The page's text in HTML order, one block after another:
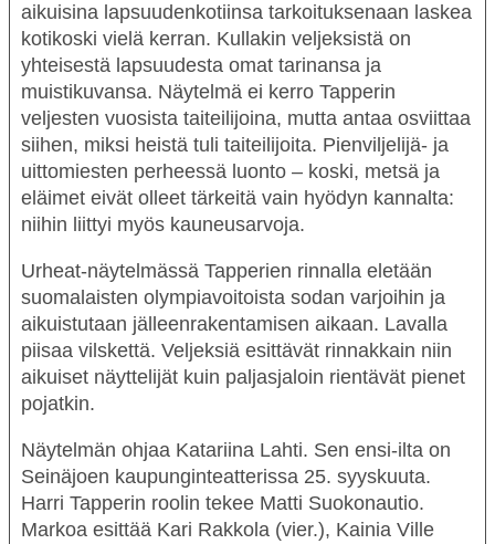
aikuisina lapsuudenkotiinsa tarkoituksenaan laskea
kotikoski vielä kerran. Kullakin veljeksistä on
yhteisestä lapsuudesta omat tarinansa ja
muistikuvansa. Näytelmä ei kerro Tapperin
veljesten vuosista taiteilijoina, mutta antaa osviittaa
siihen, miksi heistä tuli taiteilijoita. Pienviljelijä- ja
uittomiesten perheessä luonto – koski, metsä ja
eläimet eivät olleet tärkeitä vain hyödyn kannalta:
niihin liittyi myös kauneusarvoja.
Urheat-näytelmässä Tapperien rinnalla eletään
suomalaisten olympiavoitoista sodan varjoihin ja
aikuistutaan jälleenrakentamisen aikaan. Lavalla
piisaa vilskettä. Veljeksiä esittävät rinnakkain niin
aikuiset näyttelijät kuin paljasjaloin rientävät pienet
pojatkin.
Näytelmän ohjaa Katariina Lahti. Sen ensi-ilta on
Seinäjoen kaupunginteatterissa 25. syyskuuta.
Harri Tapperin roolin tekee Matti Suokonautio.
Markoa esittää Kari Rakkola (vier.), Kainia Ville